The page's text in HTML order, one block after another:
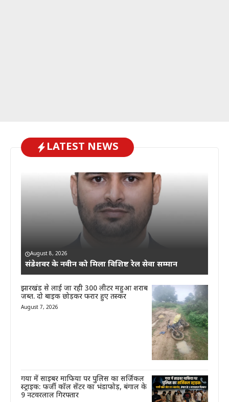
LATEST NEWS
August 8, 2026
संडेशवर के नवीन को मिला विशिष्ट रेल सेवा सम्मान
झारखंड से लाई जा रही 300 लीटर महुआ शराब
जब्त. दो बाइक छोड़कर फरार हुए तस्कर
August 7, 2026
गया में साइबर माफिया पर पुलिस का सर्जिकल
स्ट्राइक: फर्जी कॉल सेंटर का भंडाफोड़, बंगाल के
9 नटवरलाल गिरफ्तार